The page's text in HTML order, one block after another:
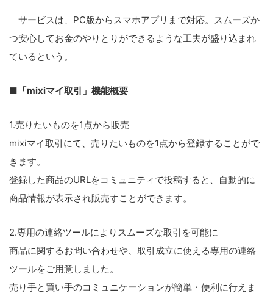
サービスは、PC版からスマホアプリまで対応。スムーズか
つ安心してお金のやりとりができるような工夫が盛り込まれ
ているという。
■「mixiマイ取引」機能概要
1.売りたいものを1点から販売
mixiマイ取引にて、売りたいものを1点から登録することがで
きます。
登録した商品のURLをコミュニティで投稿すると、自動的に
商品情報が表示され販売すことができます。
2.専用の連絡ツールによりスムーズな取引を可能に
商品に関するお問い合わせや、取引成立に使える専用の連絡
ツールをご用意しました。
売り手と買い手のコミュニケーションが簡単・便利に行えま